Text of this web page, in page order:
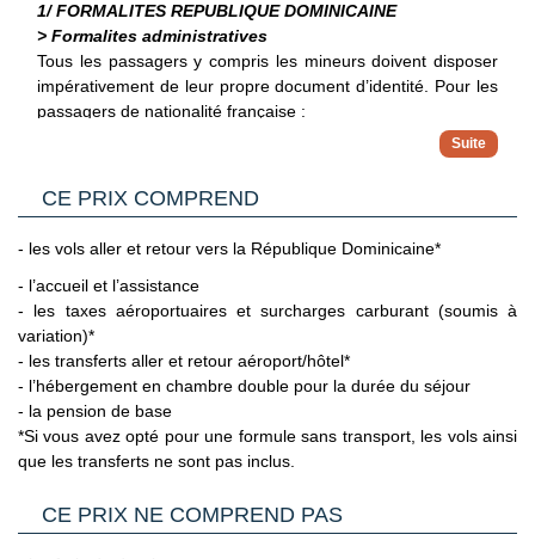
1/ FORMALITES REPUBLIQUE DOMINICAINE
> Formalites administratives
Tous les passagers y compris les mineurs doivent disposer
impérativement de leur propre document d’identité. Pour les
passagers de nationalité française :
Pour les citoyens français se rendant en République
dominicaine pour des séjours touristiques, un visa n'est
delà de cette période, il est possible de demander une
avant l'expiration des 30 jours. Il est impératif de remplir
un formulaire électronique préalable à l'arrivée ou au
départ, disponible à l'adresse
https://eticket.migracion.gob.do/, qui génère un QR
code à présenter lors de l'arrivée ou du départ du
territoire. Un passeport valide est nécessaire pour entrer
dans le pays.
(Source France Diplomatie le 30/06/26)
Vous trouverez des informations plus complètes sur
l’ensemble des formalités, notamment administratives et
sanitaires sur le site France Diplomatie en
2/ GENERALITES
Passeport & Carte Nationale d'Identité
être en bon état. Tout voyageur utilisant une pièce d'identité
déclarée volée ou perdue se verra refusé l'accès au pays de
destination.
Carte nationale d'identité expirée- il est possible dans
certains cas que le site du ministère de l'Europe et des
d'Union Européenne ou de l'Espace Schengen, une Carte
Nationale d'Identité française expirée peut être tolérée. En
CE PRIX COMPREND
- les vols aller et retour vers la République Dominicaine*
- l’accueil et l’assistance
- les taxes aéroportuaires et surcharges carburant (soumis à
variation)*
- les transferts aller et retour aéroport/hôtel*
- l’hébergement en chambre double pour la durée du séjour
- la pension de base
*Si vous avez opté pour une formule sans transport, les vols ainsi
que les transferts ne sont pas inclus.
CE PRIX NE COMPREND PAS